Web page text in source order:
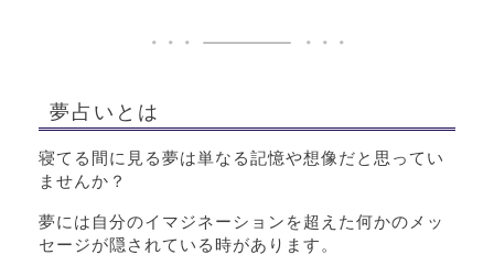
夢占いとは
寝てる間に見る夢は単なる記憶や想像だと思ってい
ませんか？
夢には自分のイマジネーションを超えた何かのメッ
セージが隠されている時があります。